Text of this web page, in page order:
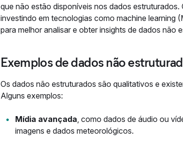
que não estão disponíveis nos dados
investindo em tecnologias como machine learning
para melhor analisar e obter insights de dados não
Exemplos de dados não
Os dados não estruturados são qualitativos e
Alguns exemplos:
Mídia avançada, como dados de áudio ou
imagens e dados meteorológicos.